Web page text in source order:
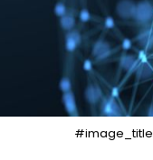
#image_title